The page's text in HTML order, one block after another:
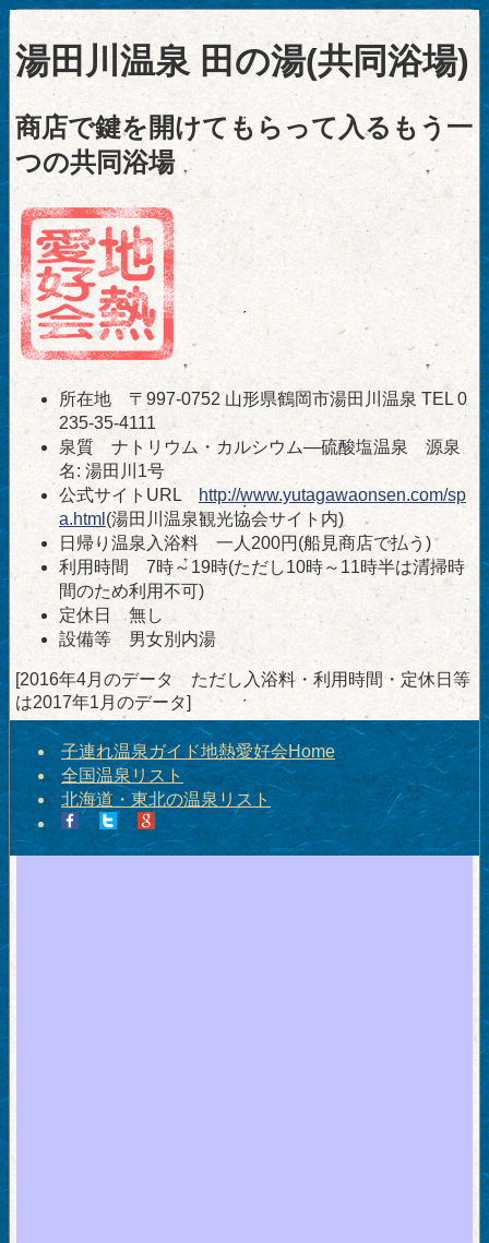
湯田川温泉 田の湯(共同浴場)
商店で鍵を開けてもらって入るもう一
つの共同浴場
所在地 〒997-0752 山形県鶴岡市湯田川温泉 TEL 0
235-35-4111
泉質 ナトリウム・カルシウム―硫酸塩温泉 源泉
名: 湯田川1号
公式サイトURL http://www.yutagawaonsen.com/sp
a.html (湯田川温泉観光協会サイト内)
日帰り温泉入浴料 一人200円(船見商店で払う)
利用時間 7時～19時(ただし10時～11時半は清掃時
間のため利用不可)
定休日 無し
設備等 男女別内湯
[2016年4月のデータ ただし入浴料・利用時間・定休日等
は2017年1月のデータ]
子連れ温泉ガイド地熱愛好会Home
全国温泉リスト
北海道・東北の温泉リスト